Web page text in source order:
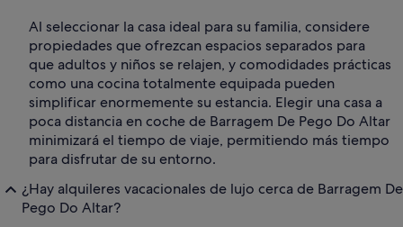
Al seleccionar la casa ideal para su familia, considere
propiedades que ofrezcan espacios separados para
que adultos y niños se relajen, y comodidades prácticas
como una cocina totalmente equipada pueden
simplificar enormemente su estancia. Elegir una casa a
poca distancia en coche de Barragem De Pego Do Altar
minimizará el tiempo de viaje, permitiendo más tiempo
para disfrutar de su entorno.
¿Hay alquileres vacacionales de lujo cerca de Barragem De
Pego Do Altar?